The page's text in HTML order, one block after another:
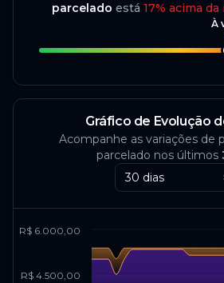
parcelado está 17% acima da
À
Gráfico de Evolução
Acompanhe as variações de
parcelado nos últimos
30 dias
R$ 4.500,00
R$ 6.000,00